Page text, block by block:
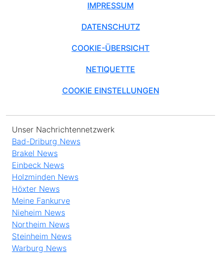
IMPRESSUM
DATENSCHUTZ
COOKIE-ÜBERSICHT
NETIQUETTE
COOKIE EINSTELLUNGEN
Unser Nachrichtennetzwerk
Bad-Driburg News
Brakel News
Einbeck News
Holzminden News
Höxter News
Meine Fankurve
Nieheim News
Northeim News
Steinheim News
Warburg News